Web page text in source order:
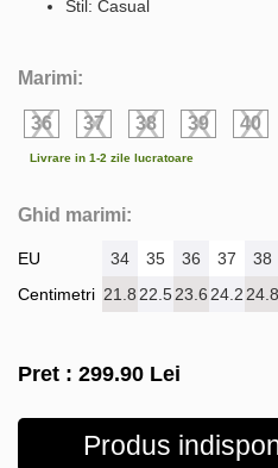
Stil: Casual
Marimi:
36 37 38 39 40
Livrare in 1-2 zile lucratoare
Ghid marimi:
EU
Centimetri
34 35 36 37 38
21.8 22.523.6 24.2 24.8
Pret : 299.90 Lei
Produs